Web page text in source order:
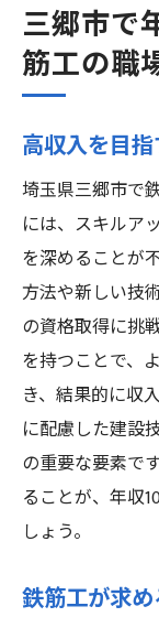
三郷市で
筋工の職
高収入を目
埼玉県三郷市で
には、スキルア
を深めることが
方法や新しい技
の資格取得に挑
を持つことで、
き、結果的に収
に配慮した建設
の重要な要素で
ることが、年収
しょう。
鉄筋工が求